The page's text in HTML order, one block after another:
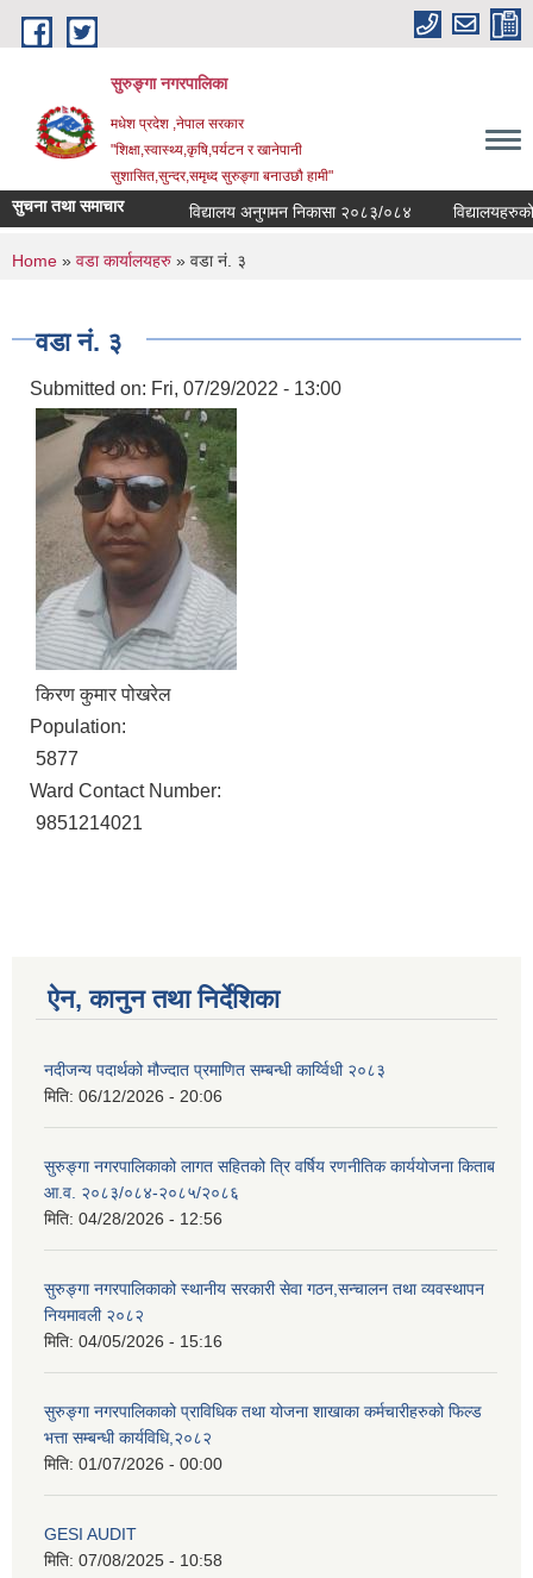
Skip to main content
सुरुङ्‍गा नगरपालिका
मधेश प्रदेश ,नेपाल सरकार
"शिक्षा,स्वास्थ्य,कृषि,पर्यटन र खानेपानी
सुशासित,सुन्दर,समृध्द सुरुङ्गा बनाउछौ हामी"
सुचना तथा समाचार विद्यालय अनुगमन निकासा २०८३/०८४ विद्यालयहरुको
You are here
Home » वडा कार्यालयहरु » वडा नं. ३
वडा नं. ३
Submitted on: Fri, 07/29/2022 - 13:00
किरण कुमार पोखरेल
Population:
5877
Ward Contact Number:
9851214021
ऐन, कानुन तथा निर्देशिका
नदीजन्य पदार्थको मौज्दात प्रमाणित सम्बन्धी कार्य्विधी २०८३
मिति: 06/12/2026 - 20:06
सुरुङ्गा नगरपालिकाको लागत सहितको त्रि वर्षिय रणनीतिक कार्ययोजना किताब
आ.व. २०८३/०८४-२०८५/२०८६
मिति: 04/28/2026 - 12:56
सुरुङ्गा नगरपालिकाको स्थानीय सरकारी सेवा गठन,सन्चालन तथा व्यवस्थापन
नियमावली २०८२
मिति: 04/05/2026 - 15:16
सुरुङ्गा नगरपालिकाको प्राविधिक तथा योजना शाखाका कर्मचारीहरुको फिल्ड
भत्ता सम्बन्धी कार्यविधि,२०८२
मिति: 01/07/2026 - 00:00
GESI AUDIT
मिति: 07/08/2025 - 10:58